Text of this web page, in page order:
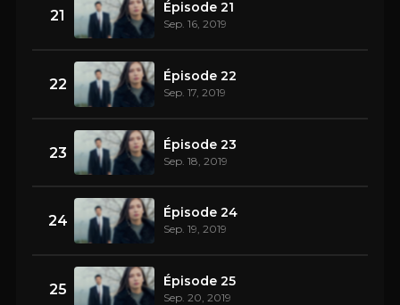
21 Épisode 21
Sep. 16, 2019
22 Épisode 22
Sep. 17, 2019
23 Épisode 23
Sep. 18, 2019
24 Épisode 24
Sep. 19, 2019
25 Épisode 25
Sep. 20, 2019